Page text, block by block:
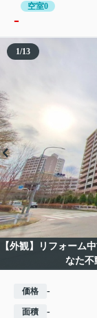
空室0
-
【外観】リフォーム
なた不
1/13
価格 -
面積 -